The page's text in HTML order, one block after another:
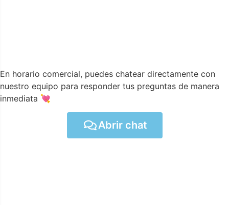
En horario comercial, puedes chatear directamente con
nuestro equipo para responder tus preguntas de manera
inmediata 💘
Abrir chat